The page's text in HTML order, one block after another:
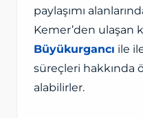
paylaşımı
Kemer’den ulaşan
Büyükurgancı ile
süreçleri hakkında
alabilirler.